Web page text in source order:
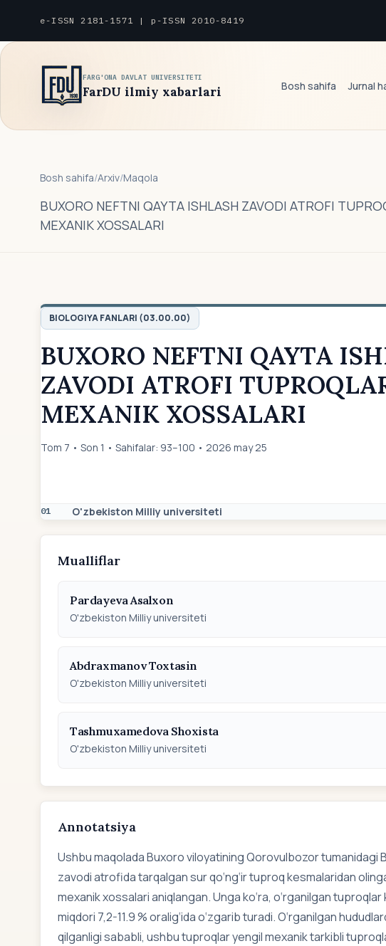
e-ISSN 2181-1571 | p-ISSN 2010-8419
FARG'ONA DAVLAT UNIVERSITETI
FarDU ilmiy xabarlari Bosh sahifa Jurnal
Bosh sahifa/Arxiv/Maqola
BUXORO NEFTNI QAYTA ISHLASH ZAVODI ATROFI
MEXANIK XOSSALARI
BIOLOGIYA FANLARI (03.00.00)
BUXORO NEFTNI QAYTA
ZAVODI ATROFI
MEXANIK XOSSALARI
Tom 7 • Son 1 • Sahifalar: 93–100 • 2026 may 25
01 O'zbekiston Milliy universiteti
Mualliflar
Pardayeva Asalxon
O'zbekiston Milliy universiteti
Abdraxmanov Toxtasin
O'zbekiston Milliy universiteti
Tashmuxamedova Shoxista
O'zbekiston Milliy universiteti
Annotatsiya
Ushbu maqolada Buxоrо vilоyаtining Qorovulbozor tumanidagi
zavodi atrofida tarqalgan sur qo‘ng‘ir tuproq kesmalaridan
mexanik xossalari aniqlangan. Unga ko‘ra, o‘rganilgan
miqdori 7,2-11.9 % oralig‘ida o‘zgarib turadi. O‘rganilgan
qilganligi sababli, ushbu tuproqlar yengil mexanik tarkibli